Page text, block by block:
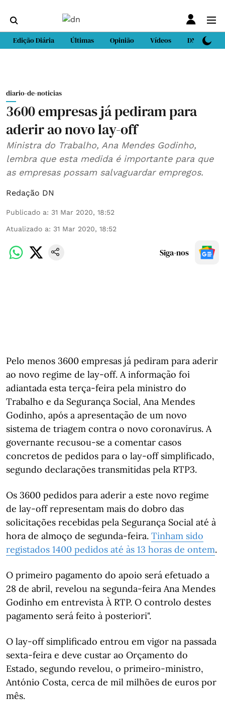
Edição Diária Últimas Opinião Vídeos DN Sport
diario-de-noticias
3600 empresas já pediram para
aderir ao novo lay-off
Ministra do Trabalho, Ana Mendes Godinho,
lembra que esta medida é importante para que
as empresas possam salvaguardar empregos.
Redação DN
Publicado a: 31 Mar 2020, 18:52
Atualizado a: 31 Mar 2020, 18:52
Siga-nos
Pelo menos 3600 empresas já pediram para aderir
ao novo regime de lay-off. A informação foi
adiantada esta terça-feira pela ministro do
Trabalho e da Segurança Social, Ana Mendes
Godinho, após a apresentação de um novo
sistema de triagem contra o novo coronavírus. A
governante recusou-se a comentar casos
concretos de pedidos para o lay-off simplificado,
segundo declarações transmitidas pela RTP3.
Os 3600 pedidos para aderir a este novo regime
de lay-off representam mais do dobro das
solicitações recebidas pela Segurança Social até à
hora de almoço de segunda-feira. Tinham sido
registados 1400 pedidos até às 13 horas de ontem.
O primeiro pagamento do apoio será efetuado a
28 de abril, revelou na segunda-feira Ana Mendes
Godinho em entrevista À RTP. O controlo destes
pagamento será feito à posteriori".
O lay-off simplificado entrou em vigor na passada
sexta-feira e deve custar ao Orçamento do
Estado, segundo revelou, o primeiro-ministro,
António Costa, cerca de mil milhões de euros por
mês.